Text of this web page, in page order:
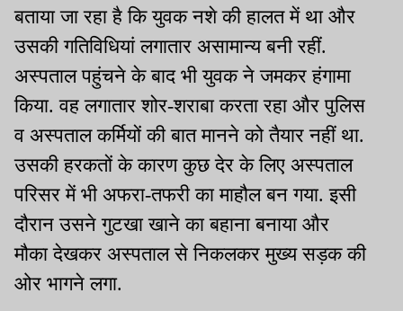
बताया जा रहा है कि युवक नशे की हालत में था और
उसकी गतिविधियां लगातार असामान्य बनी रहीं.
अस्पताल पहुंचने के बाद भी युवक ने जमकर हंगामा
किया. वह लगातार शोर-शराबा करता रहा और पुलिस
व अस्पताल कर्मियों की बात मानने को तैयार नहीं था.
उसकी हरकतों के कारण कुछ देर के लिए अस्पताल
परिसर में भी अफरा-तफरी का माहौल बन गया. इसी
दौरान उसने गुटखा खाने का बहाना बनाया और
मौका देखकर अस्पताल से निकलकर मुख्य सड़क की
ओर भागने लगा.